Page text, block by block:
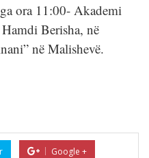
ora 11:00- Akademi
Berisha, në
në Malishevë.
Google +